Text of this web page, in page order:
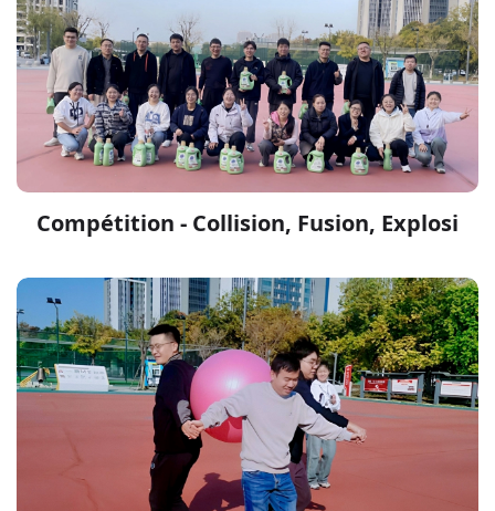
Compétition - Collision, Fusion, Explosi